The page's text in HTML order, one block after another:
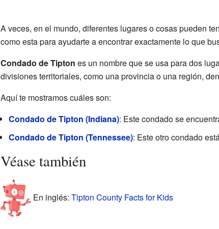
A veces, en el mundo, diferentes lugares o cosas pueden
como esta para ayudarte a encontrar exactamente lo que
Condado de Tipton es un nombre que se usa para dos
divisiones territoriales, como una provincia o una región,
Aquí te mostramos cuáles son:
Condado de Tipton (Indiana): Este condado se
Condado de Tipton (Tennessee): Este otro condado
Véase también
En inglés: Tipton County Facts for Kids